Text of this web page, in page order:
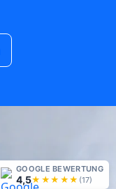
GOOGLE BEWERTUNG
4,5★★★★★ (17)